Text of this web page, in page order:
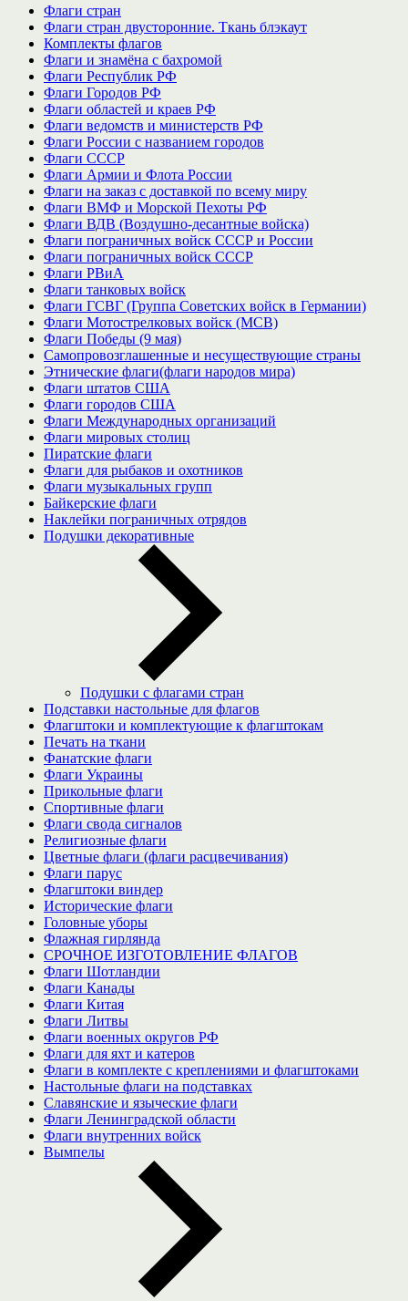
Флаги стран
Флаги стран двусторонние. Ткань блэкаут
Комплекты флагов
Флаги и знамёна с бахромой
Флаги Республик РФ
Флаги Городов РФ
Флаги областей и краев РФ
Флаги ведомств и министерств РФ
Флаги России с названием городов
Флаги СССР
Флаги Армии и Флота России
Флаги на заказ с доставкой по всему миру
Флаги ВМФ и Морской Пехоты РФ
Флаги ВДВ (Воздушно-десантные войска)
Флаги пограничных войск СССР и России
Флаги пограничных войск СССР
Флаги РВиА
Флаги танковых войск
Флаги ГСВГ (Группа Советских войск в Германии)
Флаги Мотострелковых войск (МСВ)
Флаги Победы (9 мая)
Самопровозглашенные и несуществующие страны
Этнические флаги(флаги народов мира)
Флаги штатов США
Флаги городов США
Флаги Международных организаций
Флаги мировых столиц
Пиратские флаги
Флаги для рыбаков и охотников
Флаги музыкальных групп
Байкерские флаги
Наклейки пограничных отрядов
Подушки декоративные
Подушки с флагами стран
Подставки настольные для флагов
Флагштоки и комплектующие к флагштокам
Печать на ткани
Фанатские флаги
Флаги Украины
Прикольные флаги
Спортивные флаги
Флаги свода сигналов
Религиозные флаги
Цветные флаги (флаги расцвечивания)
Флаги парус
Флагштоки виндер
Исторические флаги
Головные уборы
Флажная гирлянда
СРОЧНОЕ ИЗГОТОВЛЕНИЕ ФЛАГОВ
Флаги Шотландии
Флаги Канады
Флаги Китая
Флаги Литвы
Флаги военных округов РФ
Флаги для яхт и катеров
Флаги в комплекте с креплениями и флагштоками
Настольные флаги на подставках
Славянские и языческие флаги
Флаги Ленинградской области
Флаги внутренних войск
Вымпелы